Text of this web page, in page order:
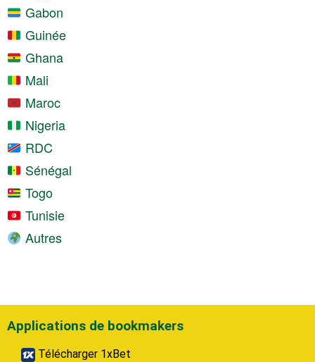
Gabon
Guinée
Ghana
Mali
Maroc
Nigeria
RDC
Sénégal
Togo
Tunisie
Autres
Applications de bookmakers
Télécharger 1xBet